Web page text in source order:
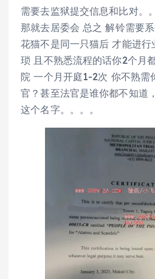
需要去监狱提交信息和比对。
那就去居委会 总之 解铃需要
花猫不是同一只猫后 才能进行
琐 且不熟悉流程的话你2个月
院 一个月开庭1-2次 你不熟需
官？甚至法官是谁你都不知道
这个名字。。。。